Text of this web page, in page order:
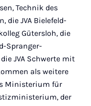
Technik des
die JVA Bielefeld-
Gütersloh, die
Spranger-
JVA Schwerte mit
als weitere
Ministerium für
der